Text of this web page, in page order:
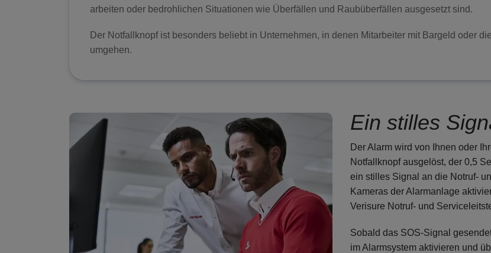
arbeiten oder bedrohlichen Situationen wie Überfällen und Raubüberfällen ausgesetzt sind.
Der Notfallknopf ist besonders beliebt in Unternehmen, in denen Mitarbeiter mit Bargeld oder
umgehen.
Ein stilles
Der Alarm wird von Ihnen oder
Notfallknopf ausgelöst, der 0,5
ein stilles Signal an die Notruf-
Kameras der Alarmanlage
Verisure Notruf- und
Sobald das SOS-Signal
im Alarmsystem aktivieren und